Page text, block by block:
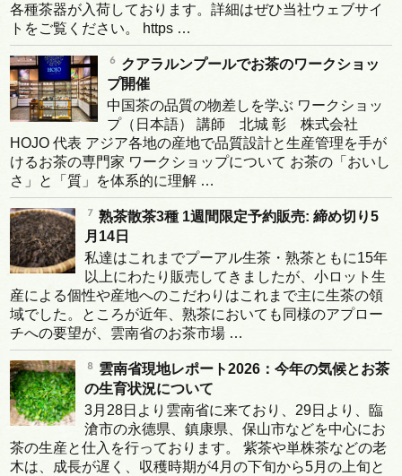
各種茶器が入荷しております。詳細はぜひ当社ウェブサイ
トをご覧ください。 https …
クアラルンプールでお茶のワークショッ
プ開催
中国茶の品質の物差しを学ぶ ワークショッ
プ（日本語） 講師 北城 彰 株式会社
HOJO 代表 アジア各地の産地で品質設計と生産管理を手が
けるお茶の専門家 ワークショップについて お茶の「おいし
さ」と「質」を体系的に理解 …
熟茶散茶3種 1週間限定予約販売: 締め切り5
月14日
私達はこれまでプーアル生茶・熟茶ともに15年
以上にわたり販売してきましたが、小ロット生
産による個性や産地へのこだわりはこれまで主に生茶の領
域でした。ところが近年、熟茶においても同様のアプロー
チへの要望が、雲南省のお茶市場 …
雲南省現地レポート2026：今年の気候とお茶
の生育状況について
3月28日より雲南省に来ており、29日より、臨
滄市の永德県、鎮康県、保山市などを中心にお
茶の生産と仕入を行っております。 紫茶や単株茶などの老
木は、成長が遅く、収穫時期が4月の下旬から5月の上旬と